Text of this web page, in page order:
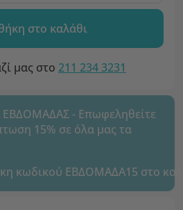
στο καλάθι
μας στο 211 234 3231
- Επωφεληθείτε
15% σε όλα μας τα
κωδικού ΕΒΔΟΜΑΔΑ15 στο